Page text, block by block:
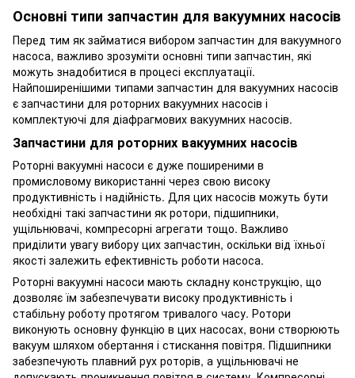
Основні типи запчастин для вакуумних насосів
Перед тим як займатися вибором запчастин для вакуумного
насоса, важливо зрозуміти основні типи запчастин, які
можуть знадобитися в процесі експлуатації.
Найпоширенішими типами запчастин для вакуумних насосів
є запчастини для роторних вакуумних насосів і
комплектуючі для діафрагмових вакуумних насосів.
Запчастини для роторних вакуумних насосів
Роторні вакуумні насоси є дуже поширеними в
промисловому використанні через свою високу
продуктивність і надійність. Для цих насосів можуть бути
необхідні такі запчастини як ротори, підшипники,
ущільнювачі, компресорні агрегати тощо. Важливо
приділити увагу вибору цих запчастин, оскільки від їхньої
якості залежить ефективність роботи насоса.
Роторні вакуумні насоси мають складну конструкцію, що
дозволяє їм забезпечувати високу продуктивність і
стабільну роботу протягом тривалого часу. Ротори
виконують основну функцію в цих насосах, вони створюють
вакуум шляхом обертання і стискання повітря. Підшипники
забезпечують плавний рух роторів, а ущільнювачі не